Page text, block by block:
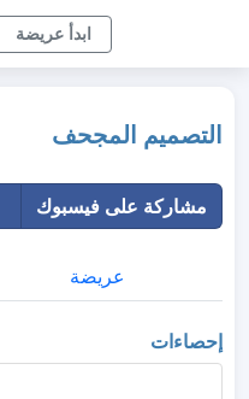
ابدأ عريضة
التصميم المجحف
مشاركة على فيسبوك
عريضة
إحصاءات